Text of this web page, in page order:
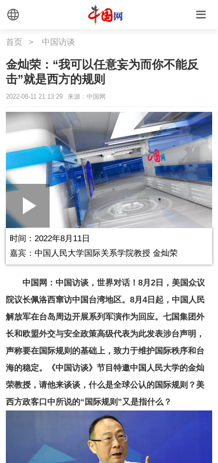
首页 > 中国访谈
金灿荣：“我可以任意妄为而你不能反
击”就是西方的规则
2022-08-11 21:13:29 来源：中国网
Play
Video
Picture-
Picture
时间：2022年8月11日
嘉宾：中国人民大学国际关系学院教授 金灿荣
中国网：中国访谈，世界对话！8月2日，美国众议
院议长佩洛西窜访中国台湾地区。8月4日起，中国人民
解放军在台岛周边开展系列军演作为回应。七国集团外
长和欧盟外交与安全政策高级代表为此发表涉台声明，
声称要在国际规则的基础上，致力于维护国际秩序和台
海的稳定。《中国访谈》节目特邀中国人民大学的金灿
荣教授，请他来谈谈，什么是全球公认的国际规则？美
西方政客口中所说的“国际规则”又是指什么？